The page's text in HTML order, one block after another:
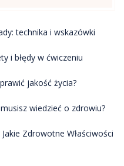
technika i wskazówki
i błędy w ćwiczeniu
jakość życia?
wiedzieć o zdrowiu?
Zdrowotne Właściwości